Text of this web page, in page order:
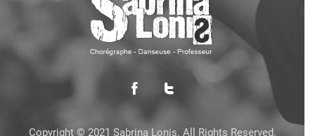
Copyright © 2021 Sabrina Lonis. All Rights Reserved.